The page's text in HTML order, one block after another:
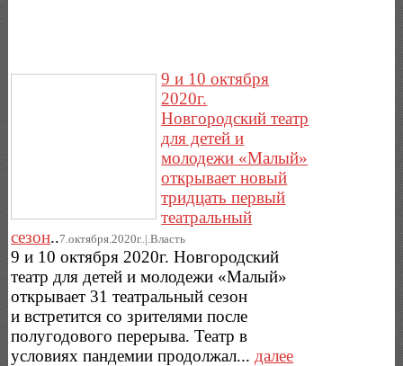
9 и 10 октября
2020г.
Новгородский театр
для детей и
молодежи «Малый»
открывает новый
тридцать первый
театральный
сезон..7.октября.2020г..|.Власть
9 и 10 октября 2020г. Новгородский
театр для детей и молодежи «Малый»
открывает 31 театральный сезон
и встретится со зрителями после
полугодового перерыва. Театр в
условиях пандемии продолжал... далее